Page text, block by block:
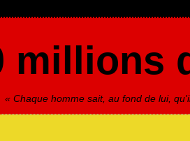
millions
« Chaque homme sait, au fond de lui,